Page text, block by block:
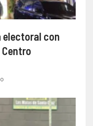
electoral con
Centro